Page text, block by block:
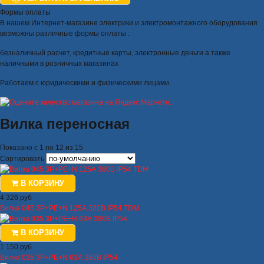
Формы оплаты
В нашем Интернет-магазине электрики и электромонтажного оборудования
возможны различные формы оплаты :
безналичный расчет, кредитные карты, электронные деньги а также
наличными в розничных магазинах
Работаем с юридическими и физическими лицами.
Вилка переносная
Показано с 1 по 12 из 15
Сортировать
В КОРЗИНУ
4 326 руб
Вилка 045 3Р+РЕ+N 125А 380В IP54 TDM
В КОРЗИНУ
1 150 руб
Вилка 035 3Р+РЕ+N 63А 380В IP54